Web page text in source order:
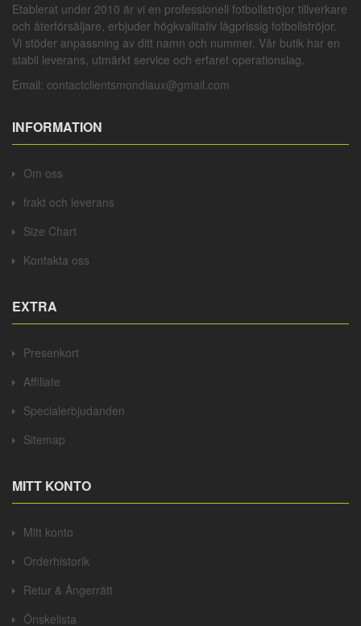
Etablerat under 2010 är vi en professionell fotbollströjor tillverkare
och återförsäljare, erbjuder högkvalitativ lågprissig fotbollströjor.
Vi stöder anpassning av ditt namn och nummer. Vår butik har en
stabil leverans, utmärkt service och erfaret operationslag.
Email: contactclientsmondiaux@gmail.com
INFORMATION
Om oss
frakt och leverans
Size Chart
Kontakta oss
EXTRA
Presenkort
Affiliate
Specialerbjudanden
Sitemap
MITT KONTO
Mitt konto
Orderhistorik
Retur & Ångerrätt
Önskelista